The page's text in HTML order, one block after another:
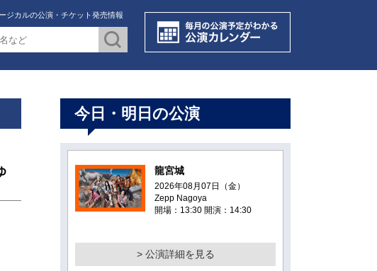
ジカルの公演・チケット発売情報
今日・明日の公演
龍宮城
2026年08月07日（金）
Zepp Nagoya
開場：13:30 開演：14:30
> 公演詳細を見る